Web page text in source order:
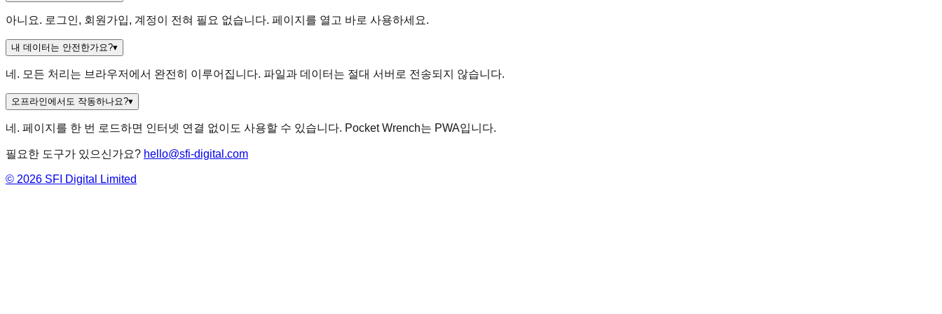
아니요. 로그인, 회원가입, 계정이 전혀 필요 없습니다. 페이지를 열고 바로 사용하세요.
내 데이터는 안전한가요?▾
네. 모든 처리는 브라우저에서 완전히 이루어집니다. 파일과 데이터는 절대 서버로 전송되지 않습니다.
오프라인에서도 작동하나요?▾
네. 페이지를 한 번 로드하면 인터넷 연결 없이도 사용할 수 있습니다. Pocket Wrench는 PWA입니다.
필요한 도구가 있으신가요? hello@sfi-digital.com
© 2026 SFI Digital Limited